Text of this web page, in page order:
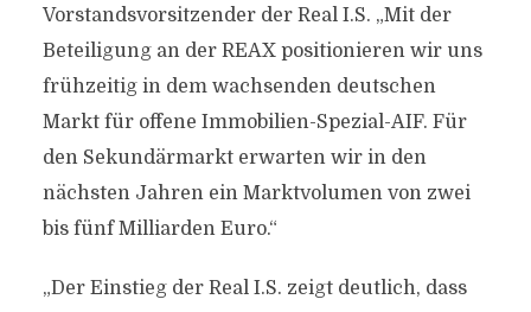
Vorstandsvorsitzender der Real I.S. „Mit der
Beteiligung an der REAX positionieren wir uns
frühzeitig in dem wachsenden deutschen
Markt für offene Immobilien-Spezial-AIF. Für
den Sekundärmarkt erwarten wir in den
nächsten Jahren ein Marktvolumen von zwei
bis fünf Milliarden Euro.“
„Der Einstieg der Real I.S. zeigt deutlich, dass